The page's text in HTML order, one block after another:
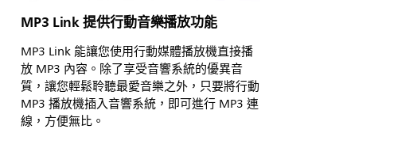
MP3 Link 提供行動音樂播放功能
MP3 Link 能讓您使用行動媒體播放機直接播
放 MP3 內容。除了享受音響系統的優異音
質，讓您輕鬆聆聽最愛音樂之外，只要將行動
MP3 播放機插入音響系統，即可進行 MP3 連
線，方便無比。